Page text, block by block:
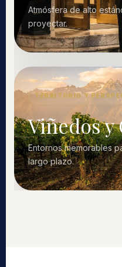
Atmósfera de alto
proyectar.
TERRITORIO Y
Viñedos
Entornos memorables
largo plazo.